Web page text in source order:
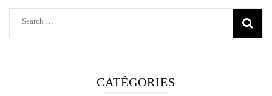
Search
CATÉGORIES